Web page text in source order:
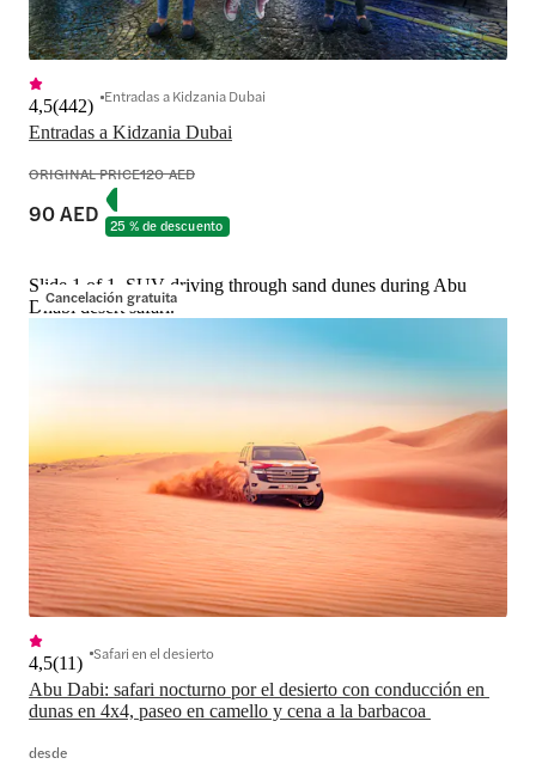
Entradas a Kidzania Dubai
4,5(442) Entradas a Kidzania Dubai
ORIGINAL PRICE120 AED
90 AED 25 % de descuento
Cancelación gratuita
Slide 1 of 1, SUV driving through sand dunes during Abu
Dhabi desert safari.
Abu Dabi: safari nocturno por el desierto con conducción en
4,5(11) Safari en el desierto
desde